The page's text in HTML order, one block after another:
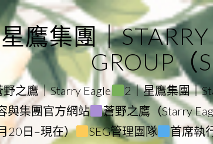
鷹集團｜STARRY
GROUP（
之鷹｜Starry Eagle 2｜星鷹集團｜
與集團官方網站
蒼野之鷹（Starry
20日–現在）
SEG管理團隊 首席執